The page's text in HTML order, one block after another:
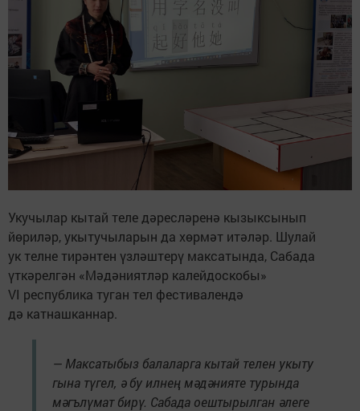
Укучылар кытай теле дәресләренә кызыксынып
йөриләр, укытучыларын да хөрмәт итәләр. Шулай
ук телне тирәнтен үзләштерү максатында, Сабада
үткәрелгән «Мәдәниятләр калейдоскобы»
VI республика туган тел фестивалендә
дә катнашканнар.
— Максатыбыз балаларга кытай телен укыту
гына түгел, ә бу илнең мәдәнияте турында
мәгълүмат бирү. Сабада оештырылган әлеге